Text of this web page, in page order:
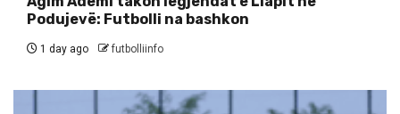
Podujevë: Futbolli na bashkon
1 day ago futbolliinfo